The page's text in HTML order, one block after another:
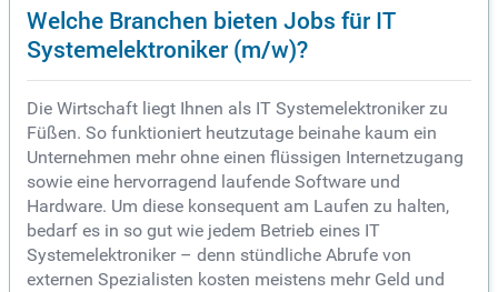
Welche Branchen bieten Jobs für IT
Systemelektroniker (m/w)?
Die Wirtschaft liegt Ihnen als IT Systemelektroniker zu
Füßen. So funktioniert heutzutage beinahe kaum ein
Unternehmen mehr ohne einen flüssigen Internetzugang
sowie eine hervorragend laufende Software und
Hardware. Um diese konsequent am Laufen zu halten,
bedarf es in so gut wie jedem Betrieb eines IT
Systemelektroniker – denn stündliche Abrufe von
externen Spezialisten kosten meistens mehr Geld und